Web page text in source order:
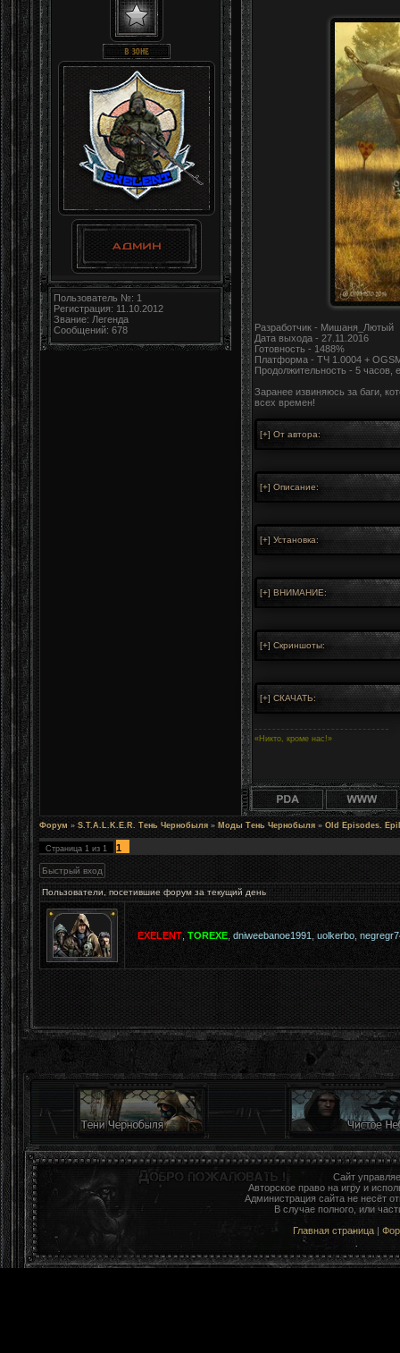
Пользователь №: 1
Регистрация: 11.10.2012
Звание: Легенда
Сообщений: 678
Разработчик - Мишаня_Лютый
Дата выхода - 27.11.2016
Готовность - 1488%
Платформа - ТЧ 1.0004 +
Продолжительность - 5 часов,
Заранее извиняюсь за баги,
всех времен!
«Никто, кроме нас!»
Форум » S.T.A.L.K.E.R. Тень Чернобыля » Моды Тень Чернобыля » Old Episodes.
Страница 1 из 1 1
Пользователи, посетившие форум за текущий день
EXELENT ,TOREXE dniweebanoe1991 ,uolkerbo
Сайт
Авторское право на игру и
Администрация сайта не несёт
В случае полного, или
Главная страница |